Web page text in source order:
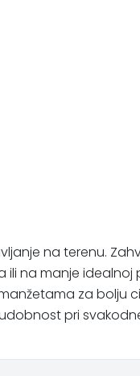
na terenu.
na manje idealnoj
za bolju
pri